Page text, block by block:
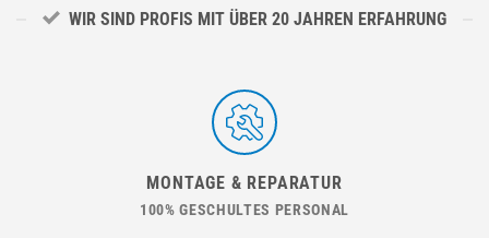
WIR SIND PROFIS MIT ÜBER 20 JAHREN ERFAHRUNG
MONTAGE & REPARATUR
100% GESCHULTES PERSONAL